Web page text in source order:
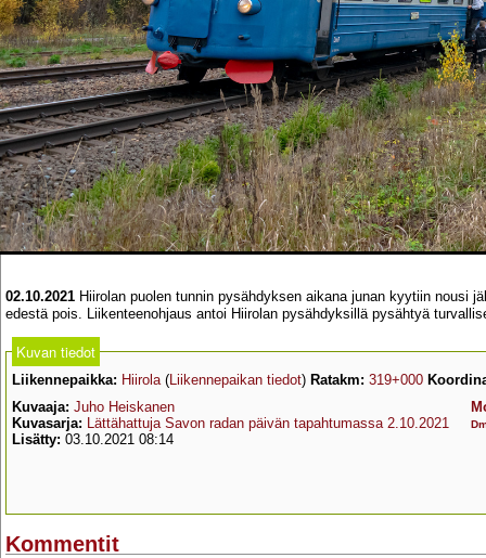
02.10.2021 Hiirolan puolen tunnin pysähdyksen aikana junan kyytiin nousi
edestä pois. Liikenteenohjaus antoi Hiirolan pysähdyksillä pysähtyä
Kuvan tiedot
Liikennepaikka: Hiirola(Liikennepaikan tiedot) Ratakm: 319+000
Kuvaaja: Juho Heiskanen
Kuvasarja: Lättähattuja Savon radan päivän tapahtumassa 2.10.2021
Lisätty: 03.10.2021 08:14
Kommentit